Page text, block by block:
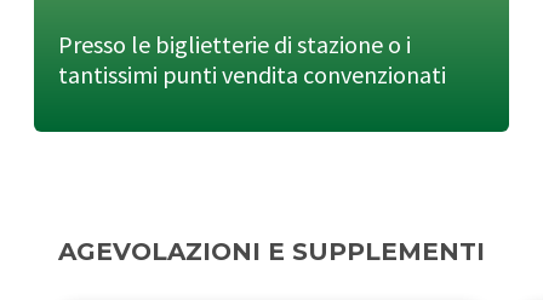
Presso le biglietterie di stazione o i
tantissimi punti vendita convenzionati
AGEVOLAZIONI E SUPPLEMENTI